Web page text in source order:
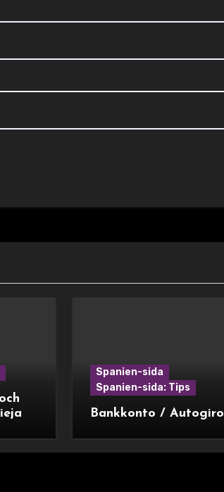
Spanien-sida
Spanien-sida: Tips
Bankkonto / Autogiro